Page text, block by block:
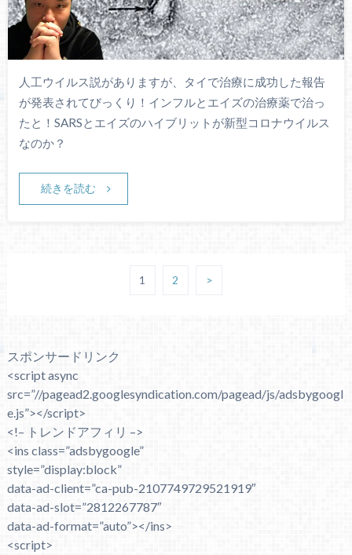
人工ウイルス説がありますが、タイで治療に成功した報告
が発表されてびっくり！インフルとエイズの治療薬で治っ
たと！SARSとエイズのハイブリットが新型コロナウイルス
なのか？
続きを読む
1 2 >
スポンサードリンク
<script async
src=”//pagead2.googlesyndication.com/pagead/js/adsbygoogl
e.js”></script>
<!– トレンドアフィリ –>
<ins class=”adsbygoogle”
style=”display:block”
data-ad-client=”ca-pub-2107749729521919″
data-ad-slot=”2812267787″
data-ad-format=”auto”></ins>
<script>